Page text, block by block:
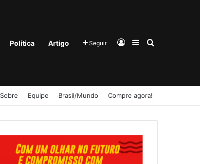
Política Artigo Seguir EntrarBarra Lateral
Procurar por
Sobre Equipe Brasil/Mundo Compre agora!